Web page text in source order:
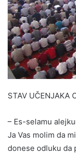
STAV UČENJAKA
– Es-selamu
Ja Vas molim da
donese odluku da